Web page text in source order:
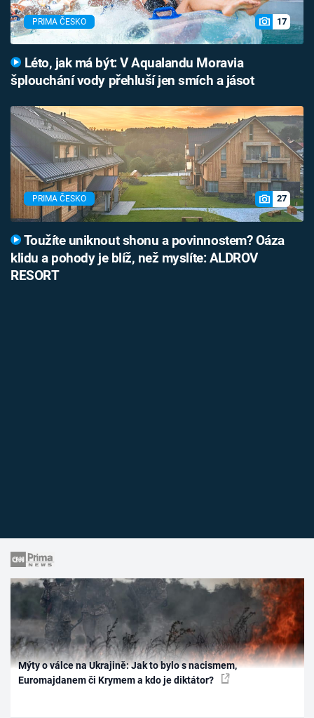
PRIMA ČESKO 17
Léto, jak má být: V Aqualandu Moravia
šplouchání vody přehluší jen smích a jásot
PRIMA ČESKO 27
Toužíte uniknout shonu a povinnostem? Oáza
klidu a pohody je blíž, než myslíte: ALDROV
RESORT
Mýty o válce na Ukrajině: Jak to bylo s nacismem,
Euromajdanem či Krymem a kdo je diktátor?